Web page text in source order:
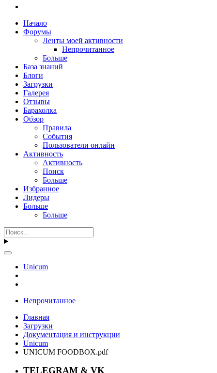
Начало
Форумы
Ленты моей активности
Непрочитанное
Больше
База знаний
Блоги
Загрузки
Галерея
Отзывы
Барахолка
Обзор
Правила
События
Пользователи онлайн
Активность
Активность
Поиск
Больше
Избранное
Лидеры
Больше
Больше
Unicum
Непрочитанное
Главная
Загрузки
Документация и инструкции
Unicum
UNICUM FOODBOX.pdf
TELEGRAM & VK